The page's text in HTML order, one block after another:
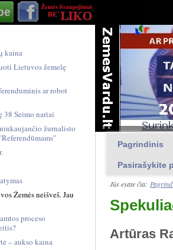
Pagrindinis
Pasirašykite
Jūs esate čia:
Artūras
kaina
Lietuvos žemelę
ar robot
38 Seimo nariai
žurnalisto
Žemės neišveš. Jau
proceso
– aukso kaina